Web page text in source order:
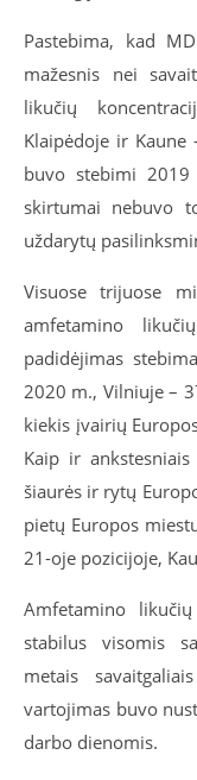
Pastebima, kad
mažesnis nei
likučių
Klaipėdoje ir Kaune
buvo stebimi
skirtumai nebuvo
uždarytų
Visuose trijuose
amfetamino
padidėjimas
2020 m., Vilniuje –
kiekis įvairių
Kaip ir
šiaurės ir rytų
pietų Europos
21-oje pozicijoje,
Amfetamino
stabilus visomis
metais savaitgaliais
vartojimas buvo
darbo dienomis.